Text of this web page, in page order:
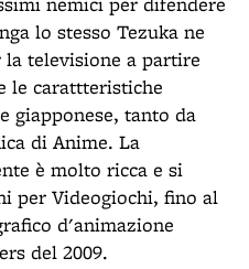
lo stesso Tezuka ne
televisione a partire
le carattteristiche
giapponese, tanto da
di Anime. La
è molto ricca e si
per Videogiochi, fino al
d'animazione
del 2009.